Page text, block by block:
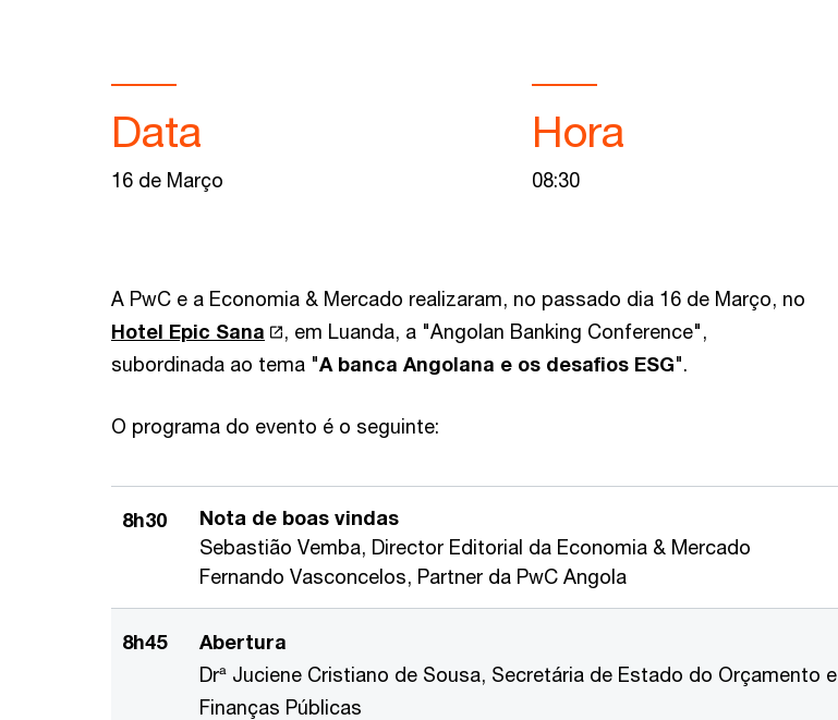
Data
16 de Março
Hora
08:30
A PwC e a Economia & Mercado realizaram, no passado dia 16 de Março, no
Hotel Epic Sana
, em Luanda, a "Angolan Banking Conference",
subordinada ao tema "A banca Angolana e os desafios ESG".
O programa do evento é o seguinte:
8h30
Nota de boas vindas
Sebastião Vemba, Director Editorial da Economia & Mercado
Fernando Vasconcelos, Partner da PwC Angola
8h45
Abertura
Drª Juciene Cristiano de Sousa, Secretária de Estado do Orçamento e
Finanças Públicas